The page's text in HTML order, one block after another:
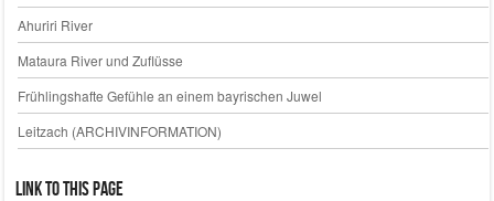
Ahuriri River
Mataura River und Zuflüsse
Frühlingshafte Gefühle an einem bayrischen Juwel
Leitzach (ARCHIVINFORMATION)
Link to this page